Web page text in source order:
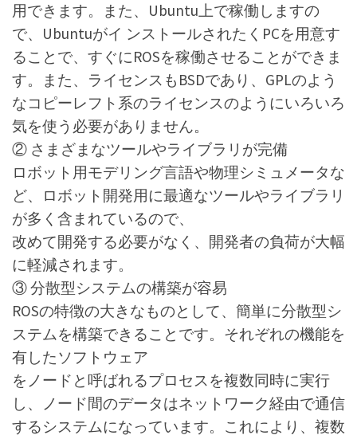
用できます。また、Ubuntu上で稼働しますの
で、Ubuntuがイ ンストールされたくPCを用意す
ることで、すぐにROSを稼働させることができま
す。また、ライセンスもBSDであり、GPLのよう
なコピーレフト系のライセンスのようにいろいろ
気を使う必要がありません。
② さまざまなツールやライブラリが完備
ロボット用モデリング言語や物理シミュメータな
ど、ロボット開発用に最適なツールやライブラリ
が多く含まれているので、
改めて開発する必要がなく、開発者の負荷が大幅
に軽減されます。
③ 分散型システムの構築が容易
ROSの特徴の大きなものとして、簡単に分散型シ
ステムを構築できることです。それぞれの機能を
有したソフトウェア
をノードと呼ばれるプロセスを複数同時に実行
し、ノード間のデータはネットワーク経由で通信
するシステムになっています。これにより、複数